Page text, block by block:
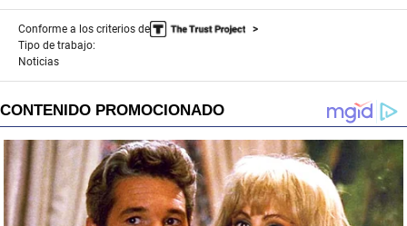
Conforme a los criterios de
Tipo de trabajo:
Noticias